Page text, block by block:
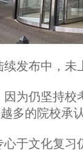
续发布中，
为仍坚持校
多的院校承
于文化复